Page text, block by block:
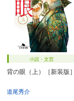
小説・文芸
背の眼（上）［新装版］
道尾秀介